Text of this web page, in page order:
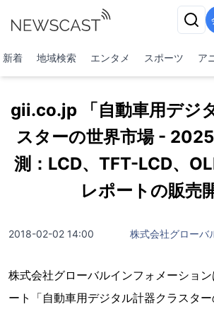
新着 地域検索 エンタメ スポーツ ア
gii.co.jp 「自動車用デジ
スターの世界市場 -
測：LCD、TFT-LCD、
レポートの販売
2018-02-02 14:00 株式会社グローバ
株式会社グローバルインフォメーショ
ート「自動車用デジタル計器クラスタ